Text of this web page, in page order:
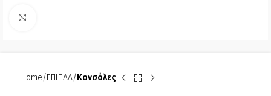
Home ΕΠΙΠΛΑ Κονσόλες